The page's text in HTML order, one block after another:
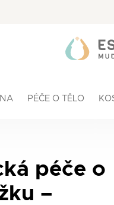
PÉČE O TĚLO
péče o
–